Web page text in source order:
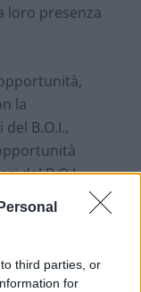
third parties, or
for
loro presenza
la
B.O.I.,
del B.O.I.